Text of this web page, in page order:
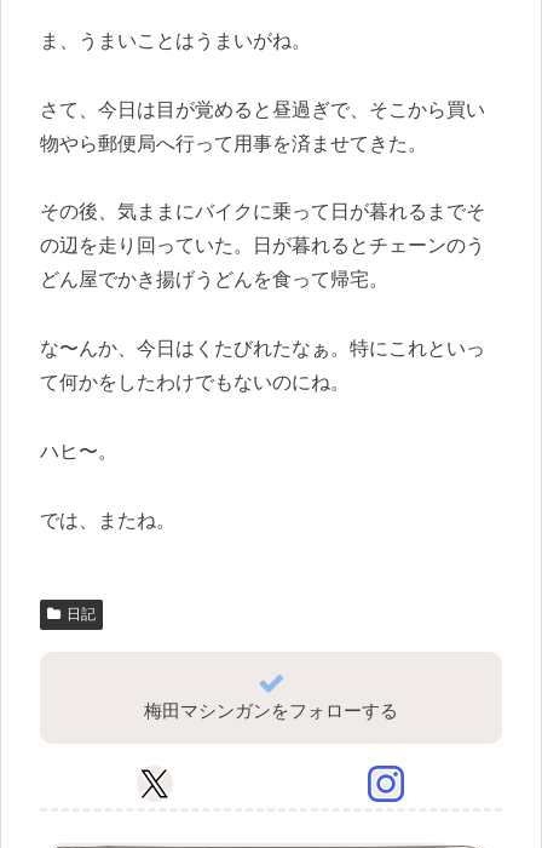
ま、うまいことはうまいがね。
さて、今日は目が覚めると昼過ぎで、そこから買い
物やら郵便局へ行って用事を済ませてきた。
その後、気ままにバイクに乗って日が暮れるまでそ
の辺を走り回っていた。日が暮れるとチェーンのう
どん屋でかき揚げうどんを食って帰宅。
な〜んか、今日はくたびれたなぁ。特にこれといっ
て何かをしたわけでもないのにね。
ハヒ〜。
では、またね。
日記
梅田マシンガンをフォローする